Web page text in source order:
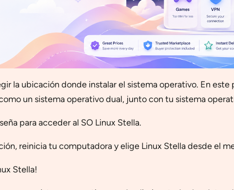
la ubicación donde instalar el sistema operativo. En
un sistema operativo dual, junto con tu sistema
para acceder al SO Linux Stella.
reinicia tu computadora y elige Linux Stella desde el
Stella!